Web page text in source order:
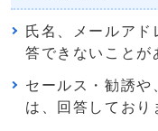
氏名、メールアド
答できないことが
セールス・勧誘や
は、回答しており